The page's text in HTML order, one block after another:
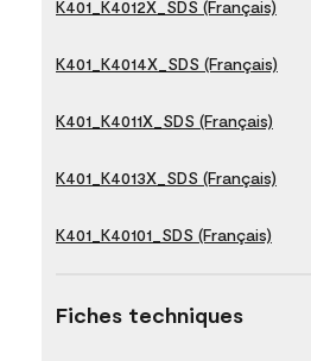
K401_K4012X_SDS (Français)
K401_K4014X_SDS (Français)
K401_K4011X_SDS (Français)
K401_K4013X_SDS (Français)
K401_K40101_SDS (Français)
Fiches techniques